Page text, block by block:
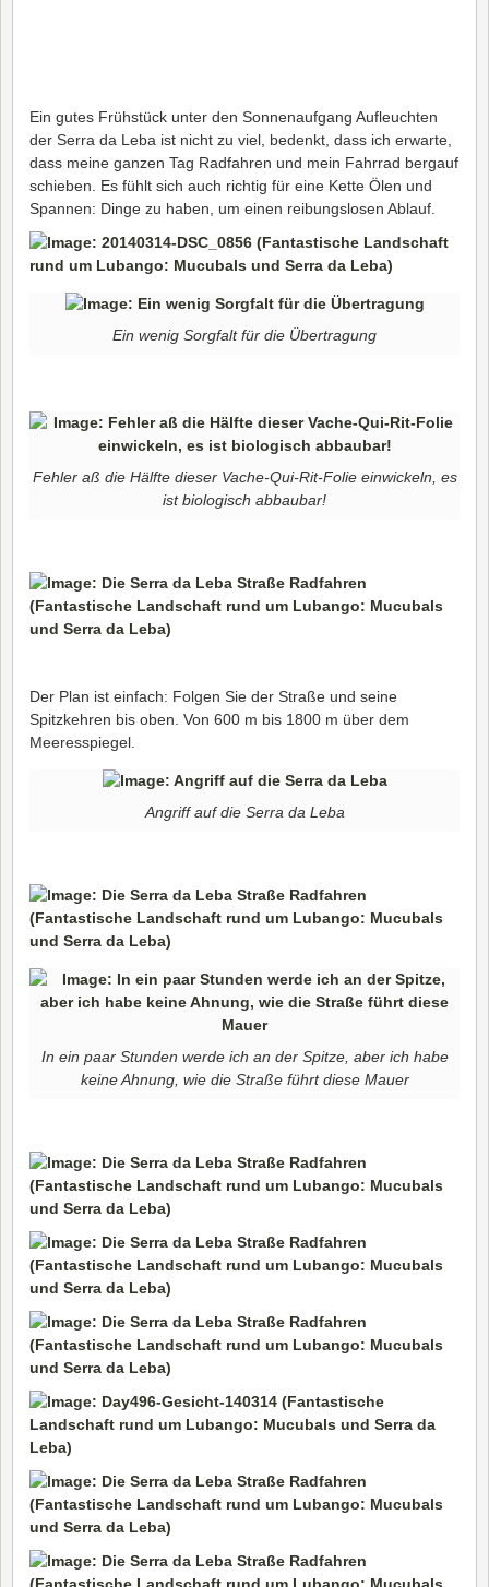
Ein gutes Frühstück unter den Sonnenaufgang Aufleuchten
der Serra da Leba ist nicht zu viel, bedenkt, dass ich erwarte,
dass meine ganzen Tag Radfahren und mein Fahrrad bergauf
schieben. Es fühlt sich auch richtig für eine Kette Ölen und
Spannen: Dinge zu haben, um einen reibungslosen Ablauf.
Ein wenig Sorgfalt für die Übertragung
Fehler aß die Hälfte dieser Vache-Qui-Rit-Folie einwickeln, es
ist biologisch abbaubar!
Der Plan ist einfach: Folgen Sie der Straße und seine
Spitzkehren bis oben. Von 600 m bis 1800 m über dem
Meeresspiegel.
Angriff auf die Serra da Leba
In ein paar Stunden werde ich an der Spitze, aber ich habe
keine Ahnung, wie die Straße führt diese Mauer